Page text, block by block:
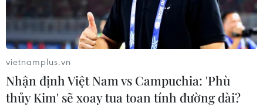
vietnamplus.vn
Nhận định Việt Nam vs Campuchia: 'Phù
thủy Kim' sẽ xoay tua toan tính đường dài?